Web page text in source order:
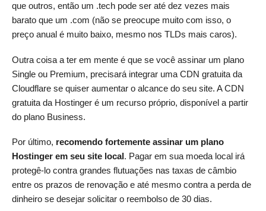
que outros, então um .tech pode ser até dez vezes mais
barato que um .com (não se preocupe muito com isso, o
preço anual é muito baixo, mesmo nos TLDs mais caros).
Outra coisa a ter em mente é que se você assinar um plano
Single ou Premium, precisará integrar uma CDN gratuita da
Cloudflare se quiser aumentar o alcance do seu site. A CDN
gratuita da Hostinger é um recurso próprio, disponível a partir
do plano Business.
Por último, recomendo fortemente assinar um plano
Hostinger em seu site local. Pagar em sua moeda local irá
protegê-lo contra grandes flutuações nas taxas de câmbio
entre os prazos de renovação e até mesmo contra a perda de
dinheiro se desejar solicitar o reembolso de 30 dias.